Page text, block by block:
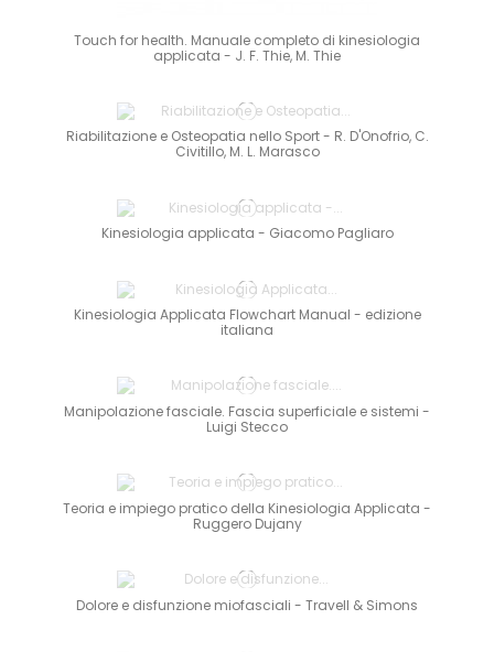
Touch for health. Manuale completo di kinesiologia
applicata - J. F. Thie, M. Thie
Riabilitazione e Osteopatia nello Sport - R. D'Onofrio, C.
Civitillo, M. L. Marasco
Kinesiologia applicata - Giacomo Pagliaro
Kinesiologia Applicata Flowchart Manual - edizione
italiana
Manipolazione fasciale. Fascia superficiale e sistemi -
Luigi Stecco
Teoria e impiego pratico della Kinesiologia Applicata -
Ruggero Dujany
Dolore e disfunzione miofasciali - Travell & Simons